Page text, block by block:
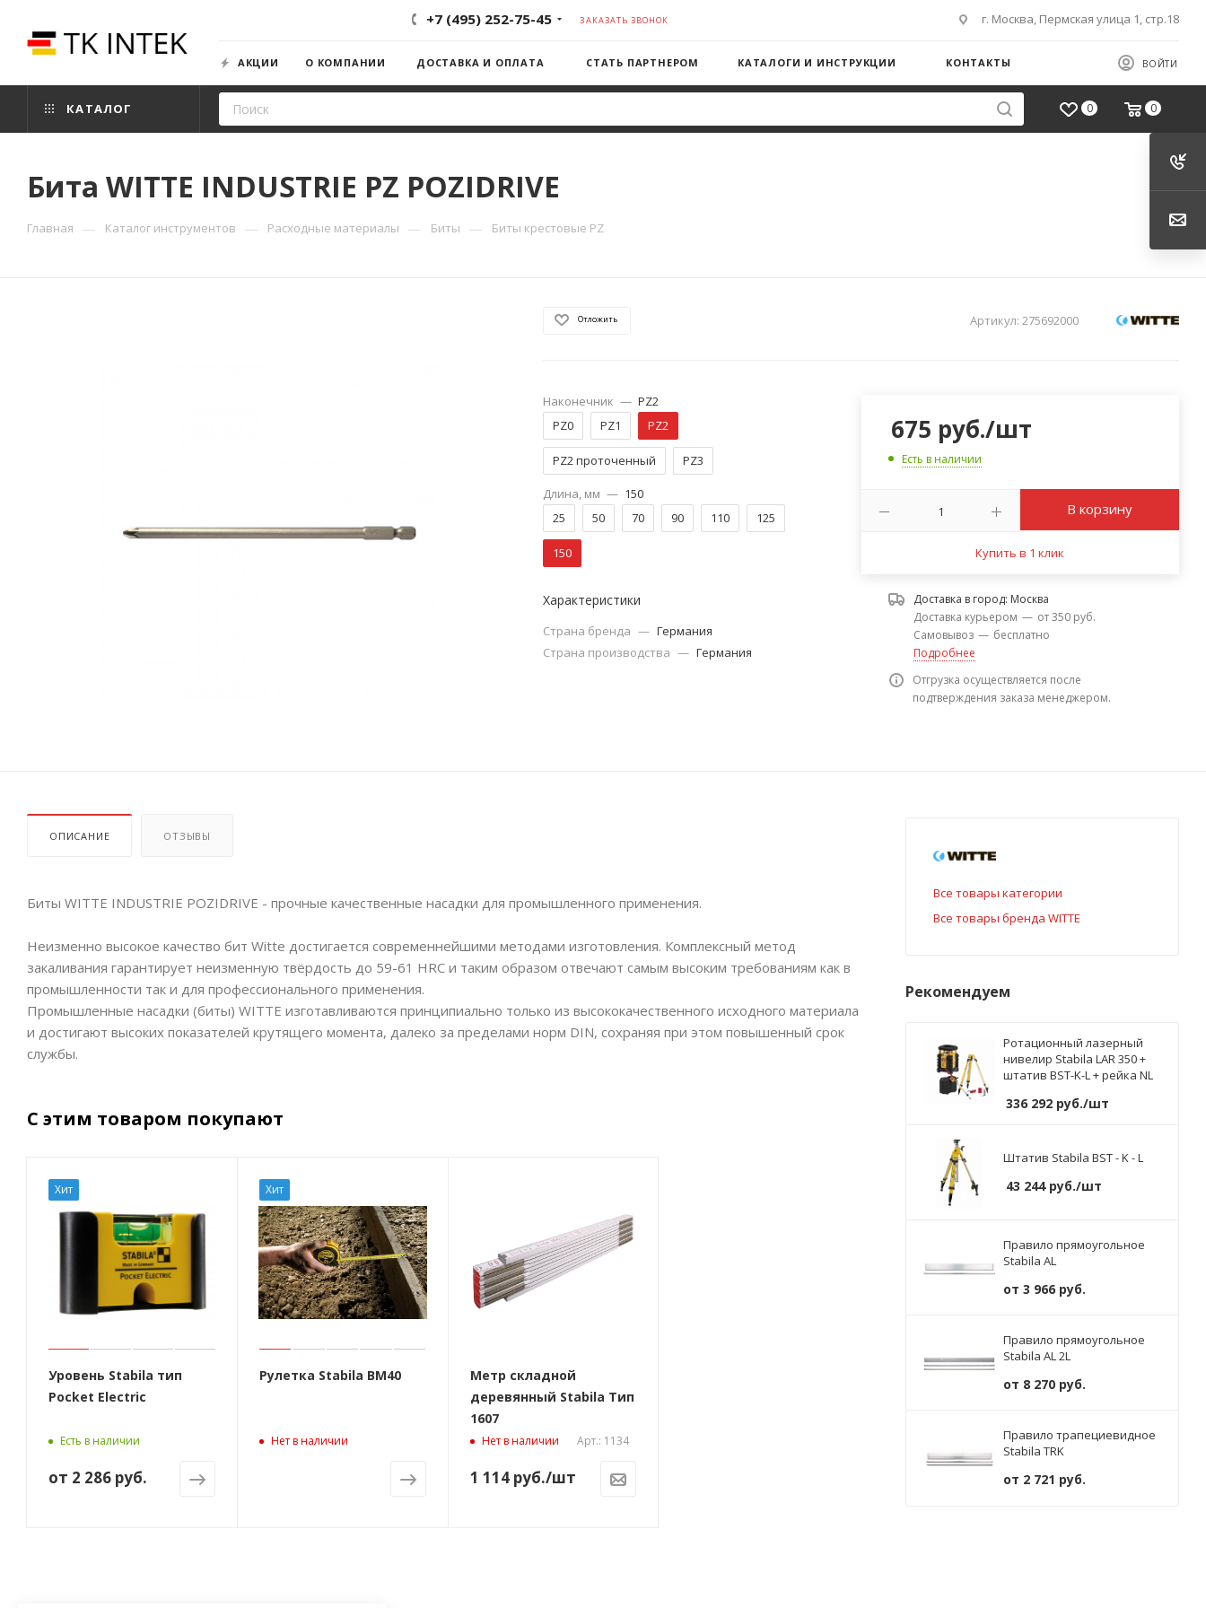
+7 (495) 252-75-45 ЗАКАЗАТЬ ЗВОНОК г. Москва, Пермская улица 1, стр.18
ВОЙТИ
АКЦИИ О КОМПАНИИ ДОСТАВКА И ОПЛАТА СТАТЬ ПАРТНЕРОМ КАТАЛОГИ И ИНСТРУКЦИИ КОНТАКТЫ
0 0
КАТАЛОГ
Бита WITTE INDUSTRIE PZ POZIDRIVE
Главная — Каталог инструментов — Расходные материалы — Биты — Биты крестовые PZ
Отложить Артикул: 275692000
Наконечник — PZ2
PZ0
PZ1 PZ2
PZ2 проточенный PZ3
Длина, мм — 150
25
50 70 90 110 125
150
Характеристики
Страна бренда — Германия
Страна производства — Германия
675 руб./шт
Есть в наличии
В корзину
Купить в 1 клик
Доставка в город: Москва
Доставка курьером — от 350 руб.
Самовывоз — бесплатно
Подробнее
Отгрузка осуществляется после
подтверждения заказа менеджером.
ОПИСАНИЕ ОТЗЫВЫ
Биты WITTE INDUSTRIE POZIDRIVE - прочные качественные насадки для промышленного применения.
Неизменно высокое качество бит Witte достигается современнейшими методами изготовления. Комплексный метод
закаливания гарантирует неизменную твёрдость до 59-61 HRC и таким образом отвечают самым высоким требованиям как в
промышленности так и для профессионального применения.
Промышленные насадки (биты) WITTE изготавливаются принципиально только из высококачественного исходного материала
и достигают высоких показателей крутящего момента, далеко за пределами норм DIN, сохраняя при этом повышенный срок
службы.
С этим товаром покупают
Хит
Уровень Stabila тип
Pocket Electric
Есть в наличии
от 2 286 руб.
Хит
Рулетка Stabila BM40
Нет в наличии
Метр складной
деревянный Stabila Тип
1607
Нет в наличии Арт.: 1134
1 114руб./шт
Все товары категории
Все товары бренда WITTE
Рекомендуем
Ротационный лазерный
нивелир Stabila LAR 350 +
штатив BST-K-L + рейка NL
336 292 руб./шт
Штатив Stabila BST - K - L
43 244руб./шт
Правило прямоугольное
Stabila AL
от 3 966 руб.
Правило прямоугольное
Stabila AL 2L
от 8 270 руб.
Правило трапециевидное
Stabila TRK
от 2 721 руб.